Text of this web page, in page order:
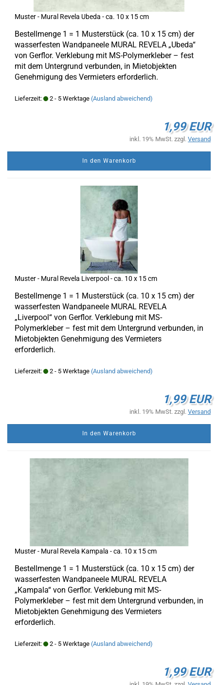
Muster - Mural Revela Ubeda - ca. 10 x 15 cm
Bestellmenge 1 = 1 Musterstück (ca. 10 x 15 cm) der
wasserfesten Wandpaneele MURAL REVELA „Ubeda“
von Gerflor. Verklebung mit MS-Polymerkleber – fest
mit dem Untergrund verbunden, in Mietobjekten
Genehmigung des Vermieters erforderlich.
Lieferzeit: 2 - 5 Werktage (Ausland abweichend)
1,99 EUR
inkl. 19% MwSt. zzgl. Versand
In den Warenkorb
Muster - Mural Revela Liverpool - ca. 10 x 15 cm
Bestellmenge 1 = 1 Musterstück (ca. 10 x 15 cm) der
wasserfesten Wandpaneele MURAL REVELA
„Liverpool“ von Gerflor. Verklebung mit MS-
Polymerkleber – fest mit dem Untergrund verbunden, in
Mietobjekten Genehmigung des Vermieters
erforderlich.
Lieferzeit: 2 - 5 Werktage (Ausland abweichend)
1,99 EUR
inkl. 19% MwSt. zzgl. Versand
In den Warenkorb
Muster - Mural Revela Kampala - ca. 10 x 15 cm
Bestellmenge 1 = 1 Musterstück (ca. 10 x 15 cm) der
wasserfesten Wandpaneele MURAL REVELA
„Kampala“ von Gerflor. Verklebung mit MS-
Polymerkleber – fest mit dem Untergrund verbunden, in
Mietobjekten Genehmigung des Vermieters
erforderlich.
Lieferzeit: 2 - 5 Werktage (Ausland abweichend)
1,99 EUR